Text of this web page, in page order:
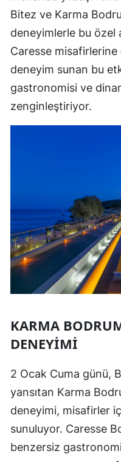
Bitez ve Karma
deneyimlerle bu özel
Caresse
deneyim sunan bu
gastronomisi ve
zenginleştiriyor.
KARMA
DENEYIMI
2 Ocak Cuma günü,
yansıtan Karma
deneyimi, misafirler
sunuluyor. Caresse
benzersiz